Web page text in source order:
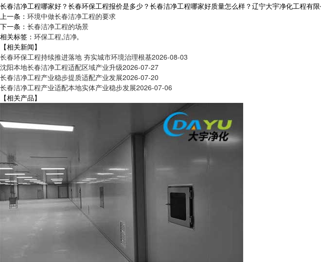
长春洁净工程哪家好？长春环保工程报价是多少？长春洁净工程哪家好质量怎么样？辽宁大宇净化工程
上一条： 环境中做长春洁净工程的要求
下一条： 长春洁净工程的场景
相关标签： 环保工程,洁净,
【相关新闻】
长春环保工程持续推进落地 夯实城市环境治理根基2026-08-03
沈阳本地长春洁净工程适配区域产业升级2026-07-27
长春洁净工程产业稳步提质适配产业发展2026-07-20
长春洁净工程产业适配本地实体产业稳步发展2026-07-06
【相关产品】